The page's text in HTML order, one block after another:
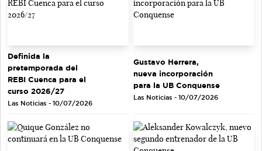
Definida la
pretemporada del
REBI Cuenca para el
curso 2026/27
Las Noticias - 10/07/2026
Gustavo Herrera,
nueva incorporación
para la UB Conquense
Las Noticias - 10/07/2026